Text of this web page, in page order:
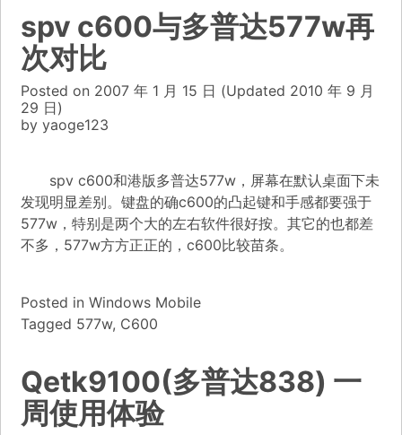
spv c600与多普达577w再
次对比
Posted on 2007 年 1 月 15 日 (Updated 2010 年 9 月
29 日)
by yaoge123
spv c600和港版多普达577w，屏幕在默认桌面下未
发现明显差别。键盘的确c600的凸起键和手感都要强于
577w，特别是两个大的左右软件很好按。其它的也都差
不多，577w方方正正的，c600比较苗条。
Posted in Windows Mobile
Tagged 577w, C600
Qetk9100(多普达838) 一
周使用体验